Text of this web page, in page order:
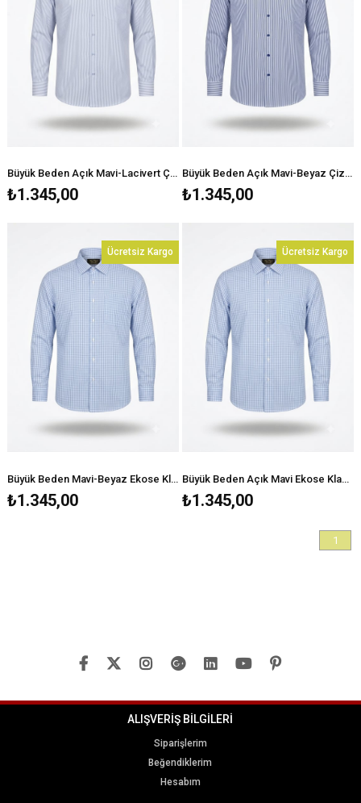
Büyük Beden Açık Mavi-Lacivert Çizgili Klasik Gömlek
₺1.345,00
Büyük Beden Açık Mavi-Beyaz Çizgili Klasik Gömlek
₺1.345,00
Büyük Beden Mavi-Beyaz Ekose Klasik Gömlek
₺1.345,00
Ücretsiz Kargo
Büyük Beden Açık Mavi Ekose Klasik Gömlek
₺1.345,00
Ücretsiz Kargo
1
ALIŞVERİŞ BİLGİLERİ
Siparişlerim
Beğendiklerim
Hesabım